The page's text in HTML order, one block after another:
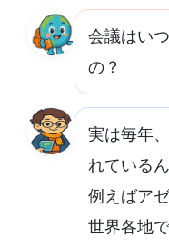
会議はい
の？
実は毎年
れているん
例えばア
世界各地